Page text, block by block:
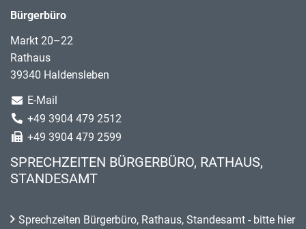
Bürgerbüro
Markt 20–22
Rathaus
39340 Haldensleben
E-Mail
+49 3904 479 2512
+49 3904 479 2599
SPRECHZEITEN BÜRGERBÜRO, RATHAUS,
STANDESAMT
Sprechzeiten Bürgerbüro, Rathaus, Standesamt - bitte hier